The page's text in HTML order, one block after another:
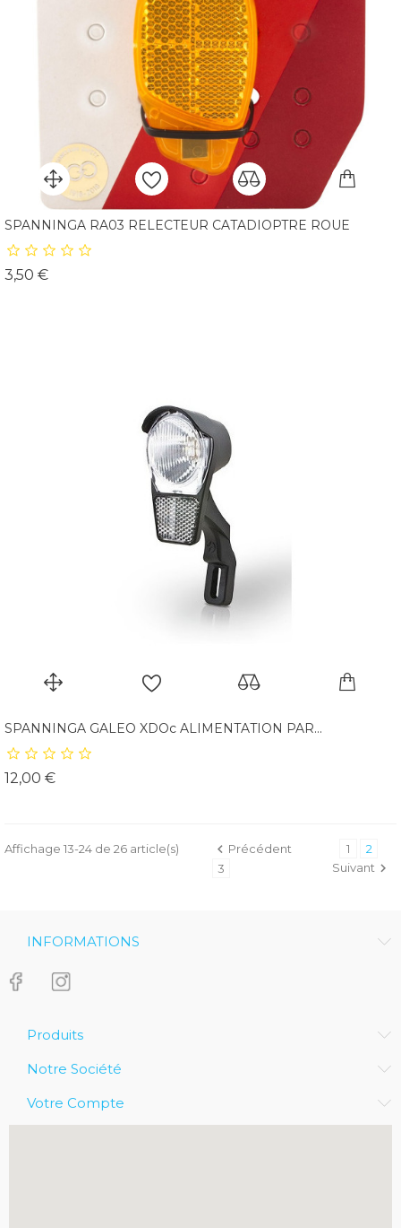
SPANNINGA RA03 RELECTEUR CATADIOPTRE ROUE
3,50 €Prix
SPANNINGA GALEO XDOc ALIMENTATION PAR...
12,00 €Prix
Affichage 13-24 de 26 article(s)  Précédent 1
2
3
Suivant 
INFORMATIONS
Produits
Notre Société
Votre Compte